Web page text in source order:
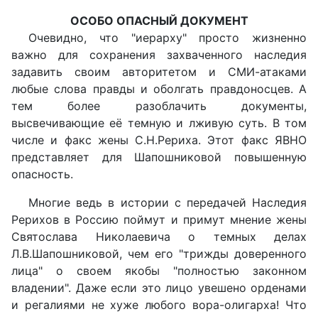
ОСОБО ОПАСНЫЙ ДОКУМЕНТ
Очевидно, что "иерарху" просто жизненно
важно для сохранения захваченного наследия
задавить своим авторитетом и СМИ-атаками
любые слова правды и оболгать правдоносцев. А
тем более разоблачить документы,
высвечивающие её темную и лживую суть. В том
числе и факс жены С.Н.Рериха. Этот факс ЯВНО
представляет для Шапошниковой повышенную
опасность.
Многие ведь в истории с передачей Наследия
Рерихов в Россию поймут и примут мнение жены
Святослава Николаевича о темных делах
Л.В.Шапошниковой, чем его "трижды доверенного
лица" о своем якобы "полностью законном
владении". Даже если это лицо увешено орденами
и регалиями не хуже любого вора-олигарха! Что